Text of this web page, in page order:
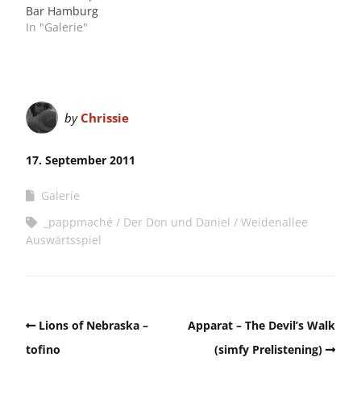
Bar Hamburg
In "Galerie"
byChrissie
17. September 2011
Galerie
_pappmaché
Der Don und Daniel
Weidenallee
Auswärtsspiel
Lions of Nebraska –
tofino
Apparat – The Devil’s Walk
(simfy Prelistening)